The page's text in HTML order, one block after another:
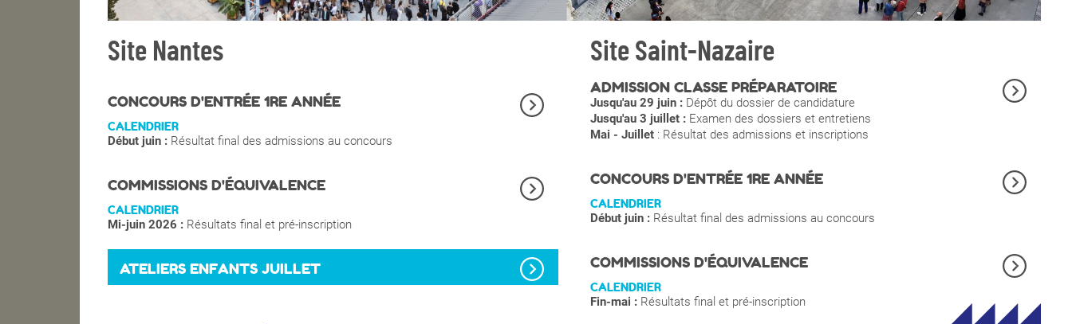
Site Nantes
CONCOURS D'ENTRÉE 1RE ANNÉE
CALENDRIER
Début juin : Résultat final des admissions au concours
COMMISSIONS D'ÉQUIVALENCE
CALENDRIER
Mi-juin 2026 : Résultats final et pré-inscription
ATELIERS ENFANTS JUILLET
Site Saint-Nazaire
ADMISSION CLASSE PRÉPARATOIRE
Jusqu'au 29 juin : Dépôt du dossier de candidature
Jusqu'au 3 juillet : Examen des dossiers et entretiens
Mai - Juillet : Résultat des admissions et inscriptions
CONCOURS D'ENTRÉE 1RE ANNÉE
CALENDRIER
Début juin : Résultat final des admissions au concours
COMMISSIONS D'ÉQUIVALENCE
CALENDRIER
Fin-mai : Résultats final et pré-inscription